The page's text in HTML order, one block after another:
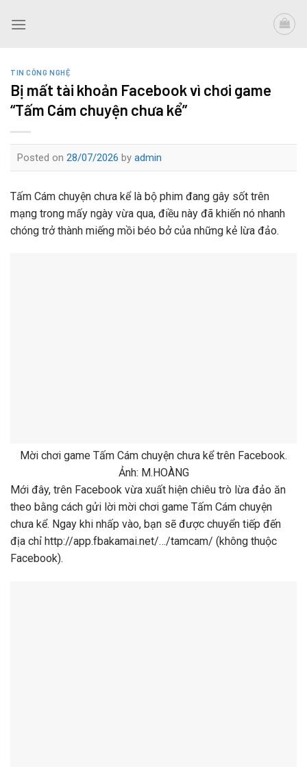
TIN CÔNG NGHỆ
Bị mất tài khoản Facebook vì chơi game
“Tấm Cám chuyện chưa kể”
Posted on 28/07/2026 by admin
Tấm Cám chuyện chưa kể là bộ phim đang gây sốt trên
mạng trong mấy ngày vừa qua, điều này đã khiến nó nhanh
chóng trở thành miếng mồi béo bở của những kẻ lừa đảo.
Mời chơi game Tấm Cám chuyện chưa kể trên Facebook.
Ảnh: M.HOÀNG
Mới đây, trên Facebook vừa xuất hiện chiêu trò lừa đảo ăn
theo bằng cách gửi lời mời chơi game Tấm Cám chuyện
chưa kể. Ngay khi nhấp vào, bạn sẽ được chuyển tiếp đến
địa chỉ http://app.fbakamai.net/…/tamcam/ (không thuộc
Facebook).